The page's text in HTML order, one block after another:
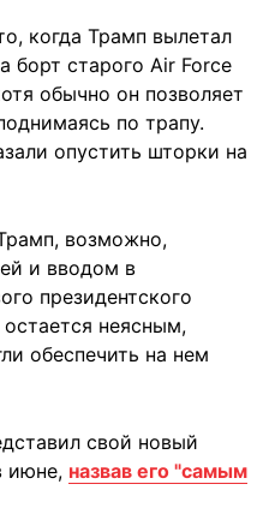
когда Трамп вылетал
борт старого Air Force
обычно он позволяет
по трапу.
опустить шторки на
возможно,
и вводом в
президентского
неясным,
обеспечить на нем
свой новый
июне, назвав его "самым